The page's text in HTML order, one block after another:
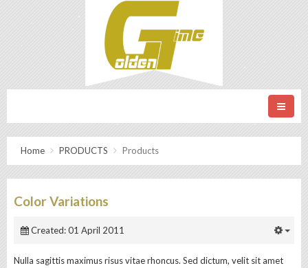
Home PRODUCTS Products
Color Variations
Created: 01 April 2011
Nulla sagittis maximus risus vitae rhoncus. Sed dictum, velit sit amet